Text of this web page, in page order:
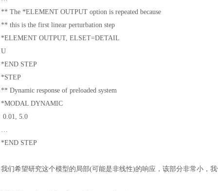
** The *ELEMENT OUTPUT option is repeated because
** this is the first linear perturbation step
*ELEMENT OUTPUT, ELSET=DETAIL
U
*END STEP
*STEP
** Dynamic response of preloaded system
*MODAL DYNAMIC
0.01, 5.0
…
*END STEP
我们希望研究这个模型的局部(可能是非线性)的响应，该部分非常小，